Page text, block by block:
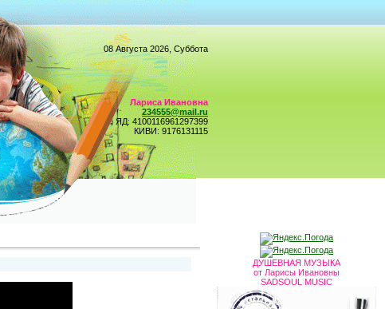
08 Августа 2026, Суббота
Лариса Ивановна
234555@mail.ru
ЯД: 4100116961297399
КИВИ: 9176131115
ДУШЕВНАЯ МУЗЫКА
от Ларисы Ивановны
SADSOUL MUSIC